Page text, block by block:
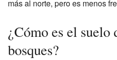
más al norte, pero es menos
¿Cómo es el suelo
bosques?